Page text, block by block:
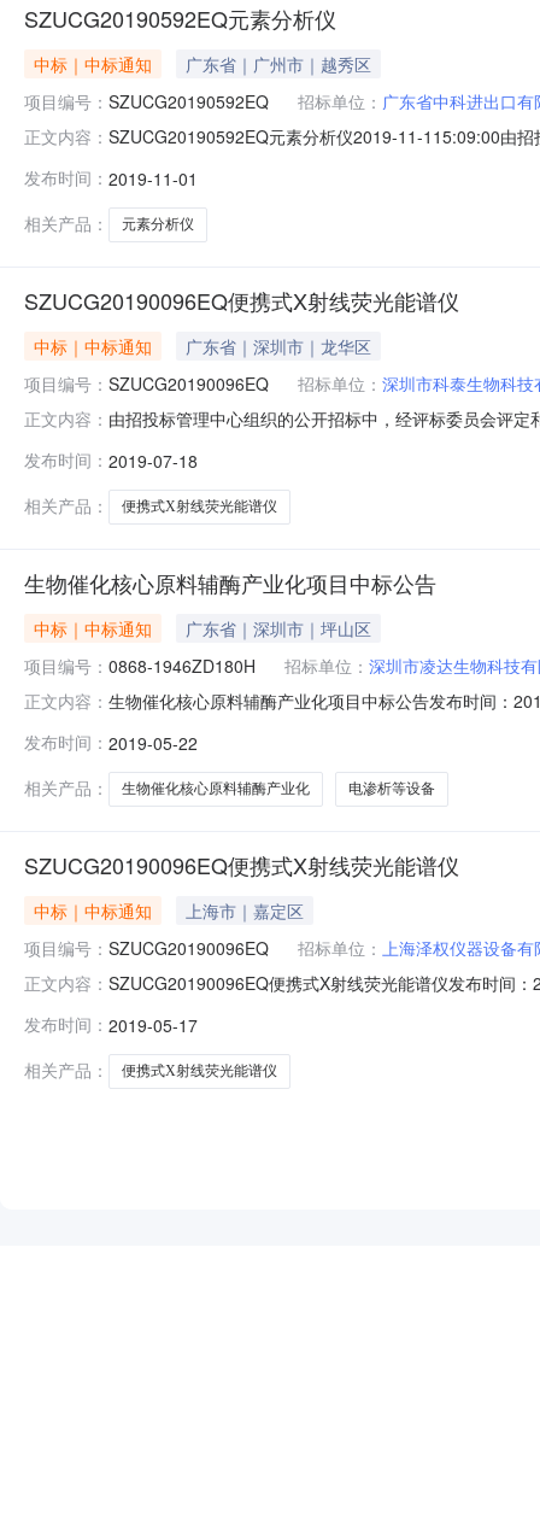
SZUCG20190592EQ元素分析仪
中标｜中标通知
广东省｜广州市｜越秀区
项目编号： SZUCG20190592EQ 招标单位： 广东省中科进出口有
正文内容： SZUCG20190592EQ元素分析仪2019-11-115:09:00由
详情总得分排序1广东省中科进出口有限公司
发布时间： 2019-11-01
相关产品：
元素分析仪
SZUCG20190096EQ便携式X射线荧光能谱仪
中标｜中标通知
广东省｜深圳市｜龙华区
项目编号： SZUCG20190096EQ 招标单位： 深圳市科泰生物科技
正文内容： 由招投标管理中心组织的公开招标中，经评标委员会评
限公司499,800.00合格92.3822深圳市赛纳精密仪器有
发布时间： 2019-07-18
相关产品：
便携式X射线荧光能谱仪
生物催化核心原料辅酶产业化项目中标公告
中标｜中标通知
广东省｜深圳市｜坪山区
项目编号： 0868-1946ZD180H 招标单位： 深圳市凌达生物科技
正文内容： 生物催化核心原料辅酶产业化项目中标公告发布时间：
年4月26日发布招标公告，采购主要标的为电渗析等设备
心原料辅酶产业化
发布时间： 2019-05-22
相关产品：
生物催化核心原料辅酶产业化 电渗析等设备
SZUCG20190096EQ便携式X射线荧光能谱仪
中标｜中标通知
上海市｜嘉定区
项目编号： SZUCG20190096EQ 招标单位： 上海泽权仪器设备
正文内容： SZUCG20190096EQ便携式X射线荧光能谱仪发布时间
SZUCG20190096EQ项目名称：便携式X射线荧光能谱
符合性检
发布时间： 2019-05-17
相关产品：
便携式X射线荧光能谱仪